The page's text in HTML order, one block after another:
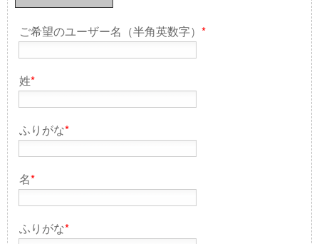
ご希望のユーザー名（半角英数字） *
姓*
ふりがな*
名*
ふりがな*